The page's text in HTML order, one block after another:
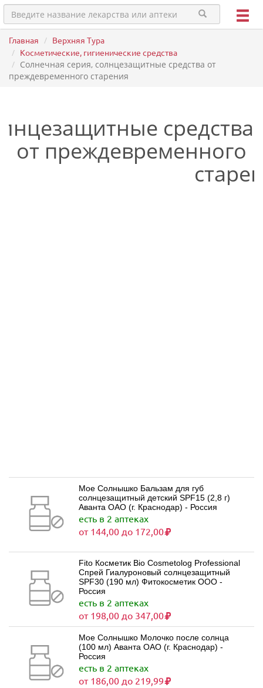
Главная
Верхняя Тура
Косметические, гигиенические средства
Солнечная серия, солнцезащитные средства от
преждевременного старения
средства
от преждевременного
Мое Солнышко Бальзам для губ
солнцезащитный детский SPF15 (2,8 г)
Аванта ОАО (г. Краснодар) - Россия
есть в 2 аптеках
от 144,00 до 172,00
Fito Косметик Bio Cosmetolog Professional
Спрей Гиалуроновый солнцезащитный
SPF30 (190 мл) Фитокосметик ООО -
Россия
есть в 2 аптеках
от 198,00 до 347,00
Мое Солнышко Молочко после солнца
(100 мл) Аванта ОАО (г. Краснодар) -
Россия
есть в 2 аптеках
от 186,00 до 219,99